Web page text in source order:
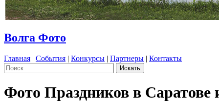
Волга Фото
Главная | События | Конкурсы | Партнеры | Контакты
Фото Праздников в Саратове